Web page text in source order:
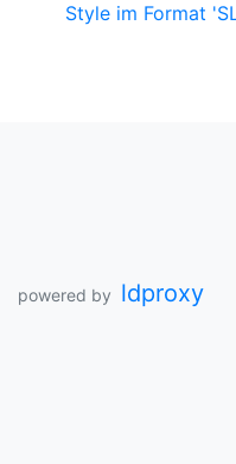
Style im Format
powered by ldproxy